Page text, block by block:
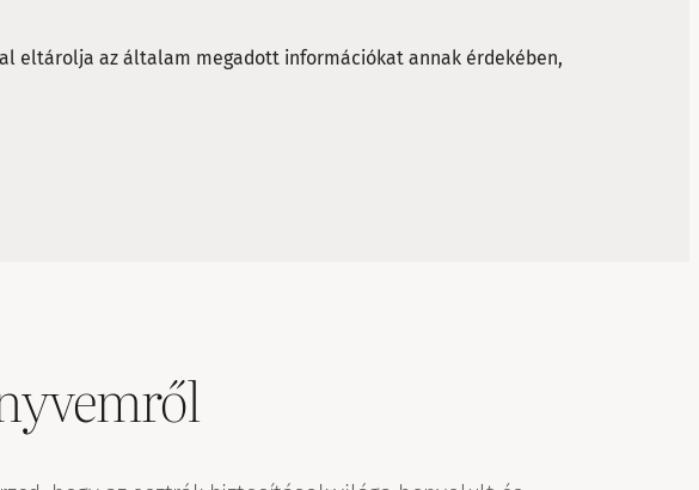
eltárolja az általam megadott információkat annak érdekében,